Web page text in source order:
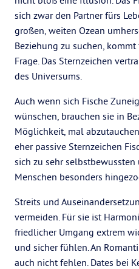
sich zwar den Partner fürs
großen, weiten Ozean
Beziehung zu suchen,
Frage. Das Sternzeichen
des Universums.
Auch wenn sich Fische
wünschen, brauchen sie in
Möglichkeit, mal
eher passive Sternzeichen
sich zu sehr
Menschen besonders
Streits und
vermeiden. Für sie ist
friedlicher Umgang extrem
und sicher fühlen. An
auch nicht fehlen. Dates bei